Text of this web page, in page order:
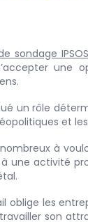
sondage IPSOS
une
un rôle
et
à
une activité
oblige les
son